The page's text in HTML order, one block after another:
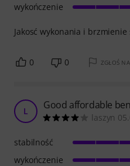
Jakosć wykonania i
wykończenie
0 0 ZGŁOŚ
L Good affordable
laszyn
stabilność
wykończenie